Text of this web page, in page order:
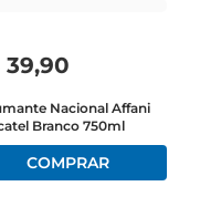
Riche DSec é
ser harmonizado
39,90
Nacional Affani
Branco 750ml